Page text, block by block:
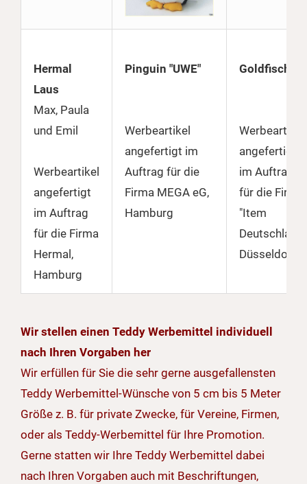
Hermal
Laus
Max, Paula
und Emil
Werbeartikel
angefertigt
im Auftrag
für die Firma
Hermal,
Hamburg
Pinguin "UWE"
Werbeartikel
angefertigt im
Auftrag für die
Firma MEGA eG,
Hamburg
Goldfisch
Werbeartikel
angefertigt
im Auftrag
für die Firma
"Item
Düsseldorf
Wir stellen einen Teddy Werbemittel individuell
nach Ihren Vorgaben her
Wir erfüllen für Sie die sehr gerne ausgefallensten
Teddy Werbemittel-Wünsche von 5 cm bis 5 Meter
Größe z. B. für private Zwecke, für Vereine, Firmen,
oder als Teddy-Werbemittel für Ihre Promotion.
Gerne statten wir Ihre Teddy Werbemittel dabei
nach Ihren Vorgaben auch mit Beschriftungen,